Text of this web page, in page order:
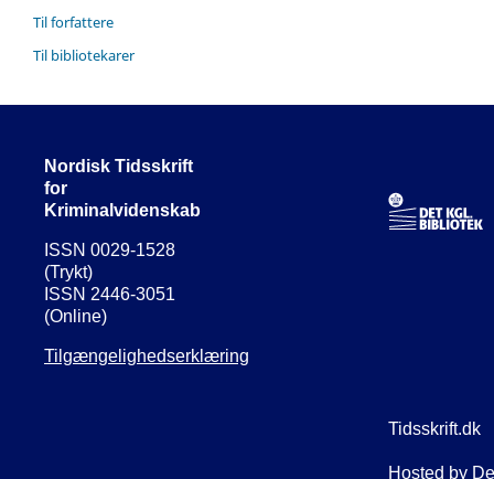
Til forfattere
Til bibliotekarer
Nordisk Tidsskrift
for
Kriminalvidenskab
ISSN 0029-1528
(Trykt)
ISSN 2446-3051
(Online)
Tilgængelighedserklæring